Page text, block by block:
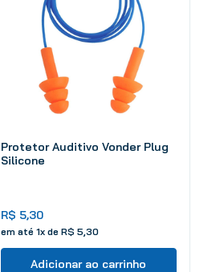
Protetor Auditivo Vonder Plug
Silicone
R$ 5,30
em até 1x de R$ 5 30
Adicionar ao carrinho